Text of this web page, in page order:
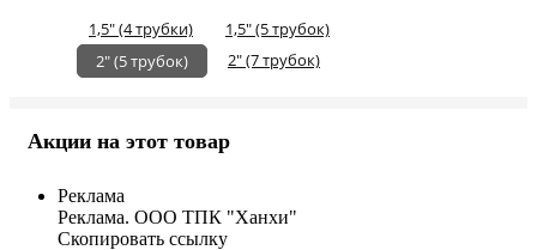
1,5" (4 трубки)
1,5" (5 трубок)
2" (5 трубок)
2" (7 трубок)
Акции на этот товар
Реклама
Реклама. ООО ТПК "Ханхи"
Скопировать ссылку